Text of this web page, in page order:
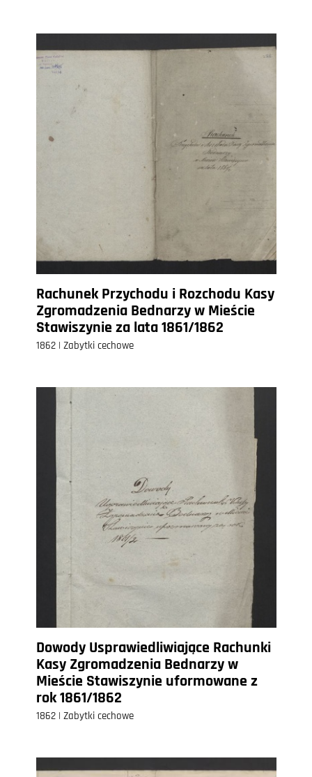
Rachunek Przychodu i Rozchodu Kasy
Zgromadzenia Bednarzy w Mieście
Stawiszynie za lata 1861/1862
1862 | Zabytki cechowe
Dowody Usprawiedliwiające Rachunki
Kasy Zgromadzenia Bednarzy w
Mieście Stawiszynie uformowane z
rok 1861/1862
1862 | Zabytki cechowe